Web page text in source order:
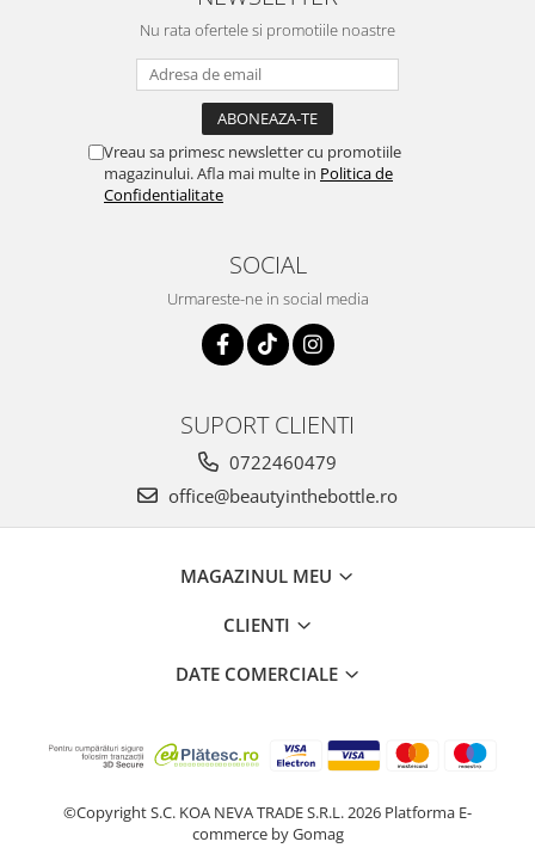
Nu rata ofertele si promotiile noastre
Vreau sa primesc newsletter cu promotiile
magazinului. Afla mai multe in Politica de
Confidentialitate
SOCIAL
Urmareste-ne in social media
SUPORT CLIENTI
0722460479
office@beautyinthebottle.ro
MAGAZINUL MEU
CLIENTI
DATE COMERCIALE
©Copyright S.C. KOA NEVA TRADE S.R.L. 2026 Platforma E-
commerce by Gomag